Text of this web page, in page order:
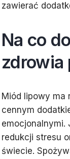
zawierać
Na co
zdrowia
Miód lipowy ma
cennym
emocjonalnymi.
redukcji stresu
świecie.